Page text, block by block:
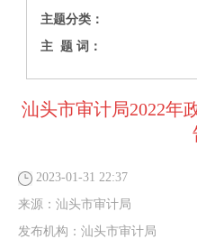
主题分类：
主 题 词：
汕头市审计局2022年
2023-01-31 22:37
来源： 汕头市审计局
发布机构： 汕头市审计局